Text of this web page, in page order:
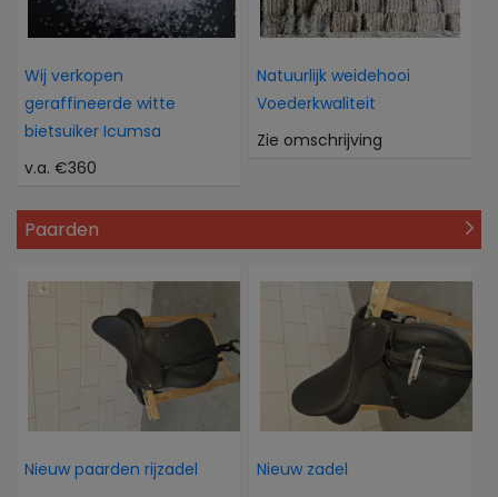
Wij verkopen
geraffineerde witte
bietsuiker Icumsa
v.a. €360
Natuurlijk weidehooi
Voederkwaliteit
Zie omschrijving
Paarden
Nieuw paarden rijzadel Nieuw zadel